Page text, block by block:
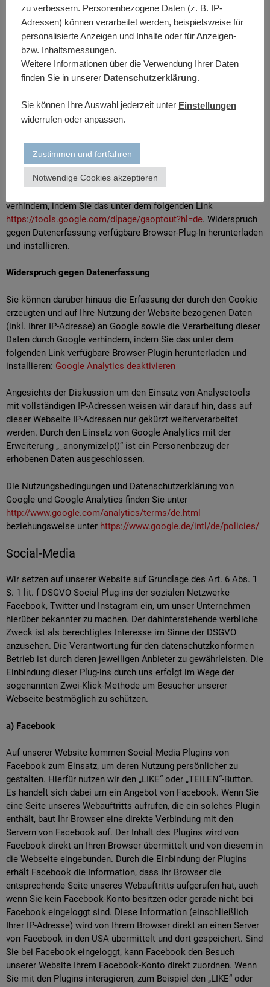
von Google in Verbindung bringen. Sie können die Installation
der Cookies durch eine entsprechende Einstellung Ihrer Browser
Software verhindern; wir weisen Sie jedoch darauf hin, dass Sie
in diesem Fall gegebenenfalls nicht sämtliche Funktionen dieser
Website vollumfänglich nutzen können. Durch die Nutzung
dieser Website erklären Sie sich mit der Bearbeitung der über
Sie erhobenen Daten durch Google in der zuvor beschriebenen
Art und Weise und zu dem zuvor benannten Zweck
mit Wirkung für die Zukunft widersprechen. Hierzu können Sie
die Erfassung der durch das Cookie erzeugten und auf Ihre
Nutzung der Website bezogenen Daten (inkl. Ihrer IP-Adresse)
verhindern, indem Sie das unter dem folgenden Link
https://tools.google.com/dlpage/gaoptout?hl=de. Widerspruch
gegen Datenerfassung verfügbare Browser-Plug-In herunterladen
und installieren.
Widerspruch gegen Datenerfassung
Sie können darüber hinaus die Erfassung der durch den Cookie
erzeugten und auf Ihre Nutzung der Website bezogenen Daten
(inkl. Ihrer IP-Adresse) an Google sowie die Verarbeitung dieser
Daten durch Google verhindern, indem Sie das unter dem
folgenden Link verfügbare Browser-Plugin herunterladen und
installieren: Google Analytics deaktivieren
Angesichts der Diskussion um den Einsatz von Analysetools
mit vollständigen IP-Adressen weisen wir darauf hin, dass auf
dieser Webseite IP-Adressen nur gekürzt weiterverarbeitet
werden. Durch den Einsatz von Google Analytics mit der
Erweiterung „_anonymizeIp()“ ist ein Personenbezug der
erhobenen Daten ausgeschlossen.
Die Nutzungsbedingungen und Datenschutzerklärung von
Google und Google Analytics finden Sie unter
http://www.google.com/analytics/terms/de.html
beziehungsweise unter https://www.google.de/intl/de/policies/
Social-Media
Wir setzen auf unserer Website auf Grundlage des Art. 6 Abs. 1
S. 1 lit. f DSGVO Social Plug-ins der sozialen Netzwerke
Facebook, Twitter und Instagram ein, um unser Unternehmen
hierüber bekannter zu machen. Der dahinterstehende werbliche
Zweck ist als berechtigtes Interesse im Sinne der DSGVO
anzusehen. Die Verantwortung für den datenschutzkonformen
Betrieb ist durch deren jeweiligen Anbieter zu gewährleisten. Die
Einbindung dieser Plug-ins durch uns erfolgt im Wege der
sogenannten Zwei-Klick-Methode um Besucher unserer
Webseite bestmöglich zu schützen.
a) Facebook
Auf unserer Website kommen Social-Media Plugins von
Facebook zum Einsatz, um deren Nutzung persönlicher zu
gestalten. Hierfür nutzen wir den „LIKE“ oder „TEILEN“-Button.
Es handelt sich dabei um ein Angebot von Facebook. Wenn Sie
eine Seite unseres Webauftritts aufrufen, die ein solches Plugin
enthält, baut Ihr Browser eine direkte Verbindung mit den
Servern von Facebook auf. Der Inhalt des Plugins wird von
Facebook direkt an Ihren Browser übermittelt und von diesem in
die Webseite eingebunden. Durch die Einbindung der Plugins
erhält Facebook die Information, dass Ihr Browser die
entsprechende Seite unseres Webauftritts aufgerufen hat, auch
wenn Sie kein Facebook-Konto besitzen oder gerade nicht bei
Facebook eingeloggt sind. Diese Information (einschließlich
Ihrer IP-Adresse) wird von Ihrem Browser direkt an einen Server
von Facebook in den USA übermittelt und dort gespeichert. Sind
Sie bei Facebook eingeloggt, kann Facebook den Besuch
unserer Website Ihrem Facebook-Konto direkt zuordnen. Wenn
Sie mit den Plugins interagieren, zum Beispiel den „LIKE“ oder
zu verbessern. Personenbezogene Daten (z. B. IP-
Adressen) können verarbeitet werden, beispielsweise für
personalisierte Anzeigen und Inhalte oder für Anzeigen-
bzw. Inhaltsmessungen.
Weitere Informationen über die Verwendung Ihrer Daten
finden Sie in unserer Datenschutzerklärung.
Sie können Ihre Auswahl jederzeit unter Einstellungen
widerrufen oder anpassen.
Zustimmen und fortfahren
Notwendige Cookies akzeptieren